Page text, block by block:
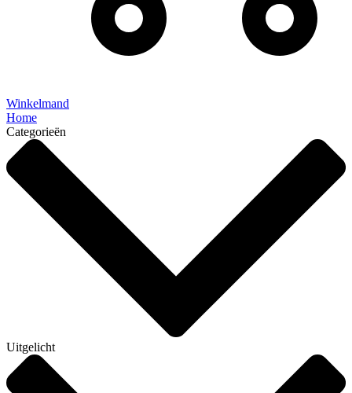
Winkelmand
Home
Categorieën
Uitgelicht